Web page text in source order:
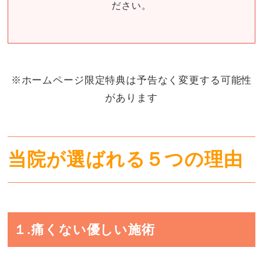
ださい。
※ホームページ限定特典は予告なく変更する可能性
があります
当院が選ばれる５つの理由
１.痛くない優しい施術